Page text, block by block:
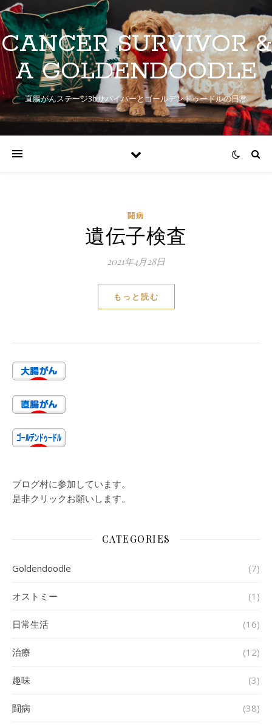
CANCER SURVIVOR &
A GOLDENDOODLE
直腸がんステージ3bサバイバーとゴールデンドゥードルの日常
闘病
遺伝子検査
2021年4月28日
もっと読む
ブログ村に参加しています。
是非クリックお願いします。
CATEGORIES
Goldendoodle (7)
オストミー (1)
日常生活 (16)
治療 (12)
趣味 (3)
闘病 (38)